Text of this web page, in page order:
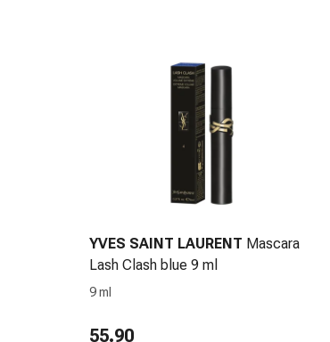
concentrazione
Antiallergico
pelle
Naso
Gastrointestinale
Emorroidi
YVES SAINT LAURENT Mascara
Lash Clash blue 9 ml
9 ml
55.90